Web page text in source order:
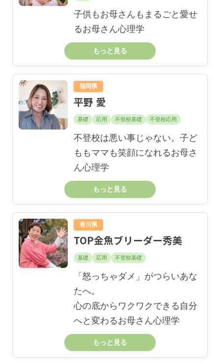
子供もお母さんもまるごと愛せ
るお母さん心理学
もっと見る
福岡県
平野 愛
基礎 応用 不登校基礎 不登校応用
不登校は悪い事じゃない。子ど
ももママも笑顔になれるお母さ
ん心理学
もっと見る
香川県
TOP金魚ブリーダー秀美
基礎 応用 不登校基礎
「怒っちゃダメ」がつらいあな
たへ。
心の底からワクワクできる自分
へと変わるお母さん心理学
もっと見る